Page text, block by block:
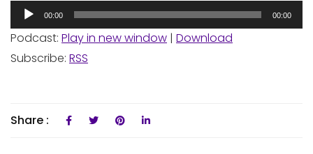
Äänitoistin
00:00 00:00
Podcast: Play in new window | Download
Subscribe: RSS
Share :